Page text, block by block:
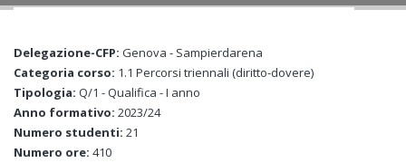
Delegazione-CFP: Genova - Sampierdarena
Categoria corso: 1.1 Percorsi triennali (diritto-dovere)
Tipologia: Q/1 - Qualifica - I anno
Anno formativo: 2023/24
Numero studenti: 21
Numero ore: 410